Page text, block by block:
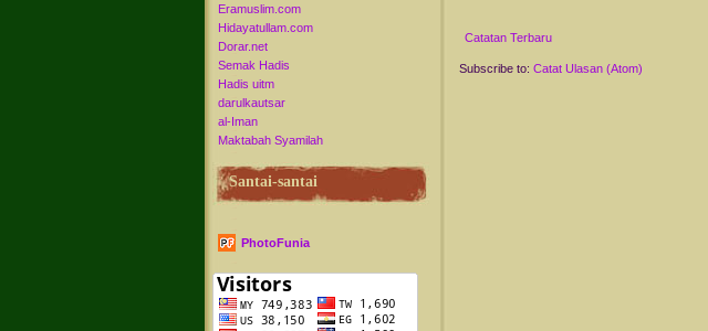
Eramuslim.com
Hidayatullam.com
Dorar.net
Semak Hadis
Hadis uitm
darulkautsar
al-Iman
Maktabah Syamilah
Santai-santai
PhotoFunia
Catatan Terbaru
Subscribe to: Catat Ulasan (Atom)